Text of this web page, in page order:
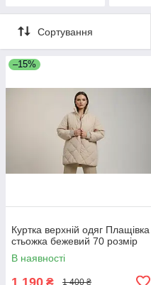
Сортування
–15%
Куртка верхній одяг Плащівка
стьожка бежевий 70 розмір
В наявності
1 190 ₴ 1 400 ₴